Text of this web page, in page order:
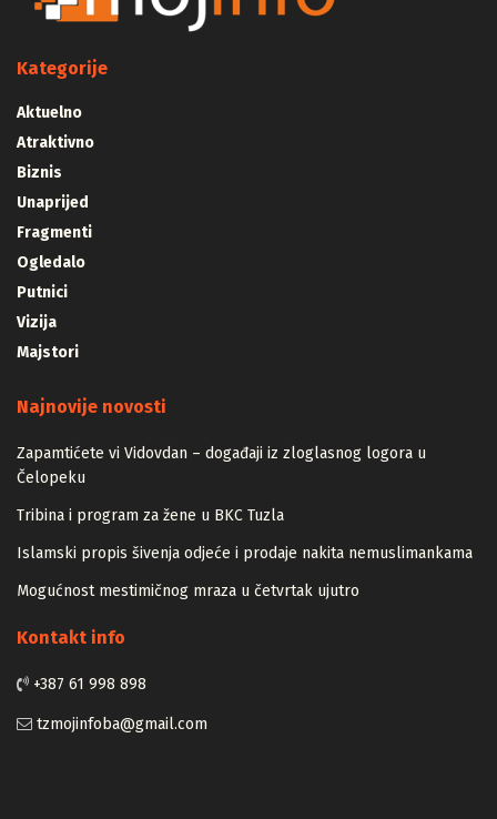
Kategorije
Aktuelno
Atraktivno
Biznis
Unaprijed
Fragmenti
Ogledalo
Putnici
Vizija
Majstori
Najnovije novosti
Zapamtićete vi Vidovdan – događaji iz zloglasnog logora u
Čelopeku
Tribina i program za žene u BKC Tuzla
Islamski propis šivenja odjeće i prodaje nakita nemuslimankama
Mogućnost mestimičnog mraza u četvrtak ujutro
Kontakt info
+387 61 998 898
tzmojinfoba@gmail.com